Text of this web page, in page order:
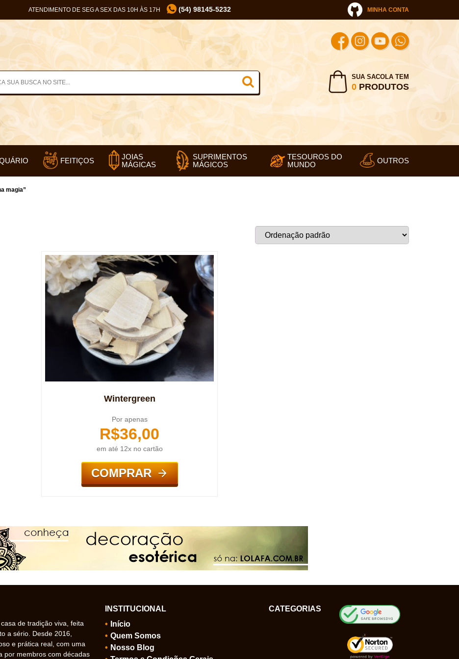
ATENDIMENTO DE SEG A SEX DAS 10H ÀS 17H (54) 98145-5232 MINHA CONTA
SUA SACOLA TEM
0PRODUTOS
FEITIÇOS
JOIAS
MÁGICAS
SUPRIMENTOS
MÁGICOS
TESOUROS DO
MUNDO
OUTROS
magia”
Wintergreen
Por apenas
R$36,00
em até 12x no cartão
COMPRAR
de tradição viva, feita
a sério. Desde 2016,
e prática real, com uma
por membros com décadas
INSTITUCIONAL
Início
Quem Somos
Nosso Blog
CATEGORIAS